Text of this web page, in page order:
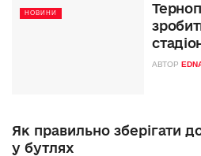
НОВИНИ
АВТОР
Як правильно зберігати
у бутлях